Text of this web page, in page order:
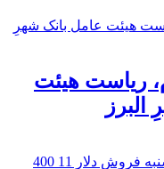
ریاست هیئت